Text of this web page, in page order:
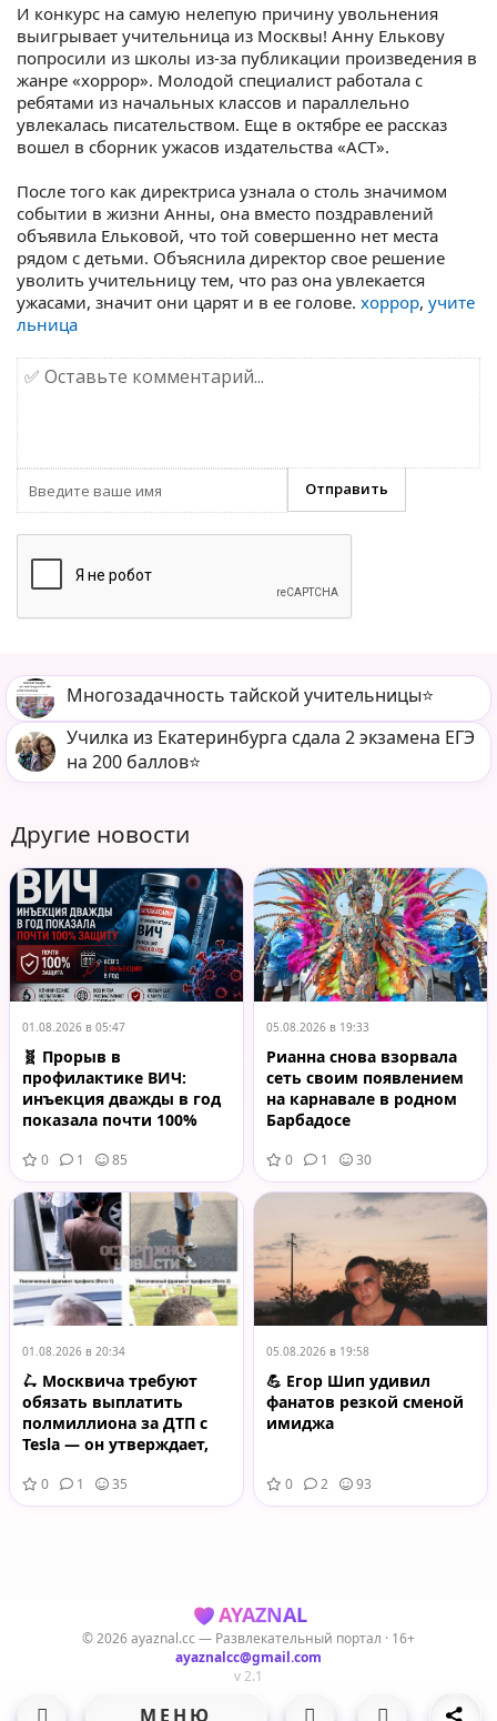
МЕНЮ
И конкурс на самую нелепую причину увольнения
выигрывает учительница из Москвы! Анну Елькову
попросили из школы из-за публикации произведения в
жанре «хоррор». Молодой специалист работала с
ребятами из начальных классов и параллельно
увлекалась писательством. Еще в октябре ее рассказ
вошел в сборник ужасов издательства «АСТ».
После того как директриса узнала о столь значимом
событии в жизни Анны, она вместо поздравлений
объявила Ельковой, что той совершенно нет места
рядом с детьми. Объяснила директор свое решение
уволить учительницу тем, что раз она увлекается
ужасами, значит они царят и в ее голове. хоррор, учите
льница
Многозадачность тайской учительницы⭐️
Училка из Екатеринбурга сдала 2 экзамена ЕГЭ
на 200 баллов⭐️
Другие новости
01.08.2026 в 05:47
🧬 Прорыв в
профилактике ВИЧ:
инъекция дважды в год
показала почти 100%
0 1 85
05.08.2026 в 19:33
Рианна снова взорвала
сеть своим появлением
на карнавале в родном
Барбадосе
0 1 30
01.08.2026 в 20:34
🛴 Москвича требуют
обязать выплатить
полмиллиона за ДТП с
Tesla — он утверждает,
был другой человек
0 1 35
05.08.2026 в 19:58
💪 Егор Шип удивил
фанатов резкой сменой
имиджа
0 2 93
AYAZNAL
© 2026 ayaznal.cc — Развлекательный портал · 16+
ayaznalcc@gmail.com
v 2.1